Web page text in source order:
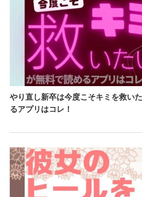
やり直し新卒は今度こそキミを救い
るアプリはコレ！